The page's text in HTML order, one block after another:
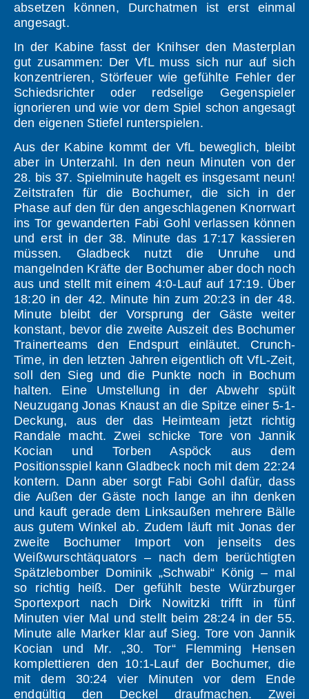
absetzen können, Durchatmen ist erst einmal
angesagt.
In der Kabine fasst der Knihser den Masterplan
gut zusammen: Der VfL muss sich nur auf sich
konzentrieren, Störfeuer wie gefühlte Fehler der
Schiedsrichter oder redselige Gegenspieler
ignorieren und wie vor dem Spiel schon angesagt
den eigenen Stiefel runterspielen.
Aus der Kabine kommt der VfL beweglich, bleibt
aber in Unterzahl. In den neun Minuten von der
28. bis 37. Spielminute hagelt es insgesamt neun!
Zeitstrafen für die Bochumer, die sich in der
Phase auf den für den angeschlagenen Knorrwart
ins Tor gewanderten Fabi Gohl verlassen können
und erst in der 38. Minute das 17:17 kassieren
müssen. Gladbeck nutzt die Unruhe und
mangelnden Kräfte der Bochumer aber doch noch
aus und stellt mit einem 4:0-Lauf auf 17:19. Über
18:20 in der 42. Minute hin zum 20:23 in der 48.
Minute bleibt der Vorsprung der Gäste weiter
konstant, bevor die zweite Auszeit des Bochumer
Trainerteams den Endspurt einläutet. Crunch-
Time, in den letzten Jahren eigentlich oft VfL-Zeit,
soll den Sieg und die Punkte noch in Bochum
halten. Eine Umstellung in der Abwehr spült
Neuzugang Jonas Knaust an die Spitze einer 5-1-
Deckung, aus der das Heimteam jetzt richtig
Randale macht. Zwei schicke Tore von Jannik
Kocian und Torben Aspöck aus dem
Positionsspiel kann Gladbeck noch mit dem 22:24
kontern. Dann aber sorgt Fabi Gohl dafür, dass
die Außen der Gäste noch lange an ihn denken
und kauft gerade dem Linksaußen mehrere Bälle
aus gutem Winkel ab. Zudem läuft mit Jonas der
zweite Bochumer Import von jenseits des
Weißwurschtäquators – nach dem berüchtigten
Spätzlebomber Dominik „Schwabi“ König – mal
so richtig heiß. Der gefühlt beste Würzburger
Sportexport nach Dirk Nowitzki trifft in fünf
Minuten vier Mal und stellt beim 28:24 in der 55.
Minute alle Marker klar auf Sieg. Tore von Jannik
Kocian und Mr. „30. Tor“ Flemming Hensen
komplettieren den 10:1-Lauf der Bochumer, die
mit dem 30:24 vier Minuten vor dem Ende
endgültig den Deckel draufmachen. Zwei